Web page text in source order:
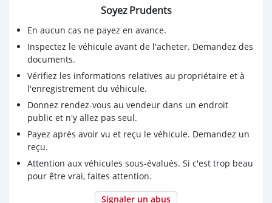
Soyez Prudents
En aucun cas ne payez en avance.
Inspectez le véhicule avant de l'acheter. Demandez des
documents.
Vérifiez les informations relatives au propriétaire et à
l'enregistrement du véhicule.
Donnez rendez-vous au vendeur dans un endroit
public et n'y allez pas seul.
Payez après avoir vu et reçu le véhicule. Demandez un
reçu.
Attention aux véhicules sous-évalués. Si c'est trop beau
pour être vrai, faites attention.
Signaler un abus